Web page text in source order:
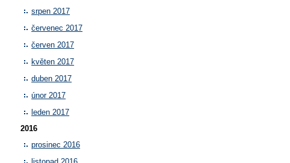
srpen 2017
červenec 2017
červen 2017
květen 2017
duben 2017
únor 2017
leden 2017
2016
prosinec 2016